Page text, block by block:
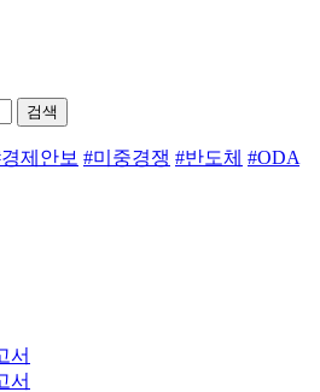
검색
제안보 #미중경쟁 #반도체 #ODA
서
서